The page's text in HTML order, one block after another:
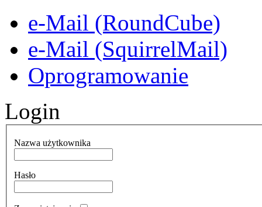
e-Mail (RoundCube)
e-Mail (SquirrelMail)
Oprogramowanie
Login
Nazwa użytkownika
Hasło